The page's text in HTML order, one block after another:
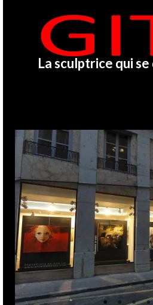
La sculptrice qui